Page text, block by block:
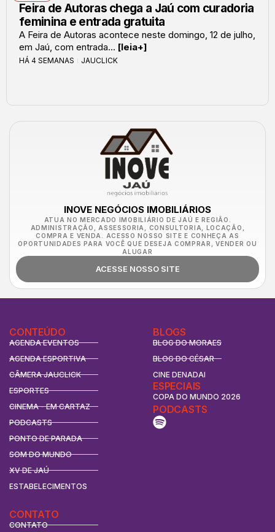
Feira de Autoras chega a Jaú com curadoria
feminina e entrada gratuita
A Feira de Autoras acontece neste domingo, 12 de julho,
em Jaú, com entrada... [leia+]
HÁ 4 SEMANAS JAUCLICK
INOVE NEGÓCIOS IMOBILIÁRIOS
ATUA NO MERCADO IMOBILIÁRIO DE JAÚ E REGIÃO.
ADMINISTRAÇÃO, ASSESSORIA, CONSULTORIA, LOCAÇÃO,
COMPRA E VENDA. ACESSO NOSSO SITE E CONHEÇA AS
OPORTUNIDADES PARA VOCÊ QUE DESEJA COMPRAR, VENDER OU
ALUGAR
ACESSE NOSSO SITE
CONTEÚDO
AGENDA EVENTOS
AGENDA ESPORTIVA
CÂMERA JAUCLICK
ESPORTES
CINEMA - EM CARTAZ
PODCASTS
PONTO DE PARADA
SOM DO MUNDO
XV DE JAÚ
ESTABELECIMENTOS
BLOGS
BLOG DO MORAES
BLOG DO CÉSAR
CINE DENADAI
ESPECIAIS
COPA DO MUNDO 2026
CONTATO
CONTATO
PODCASTS